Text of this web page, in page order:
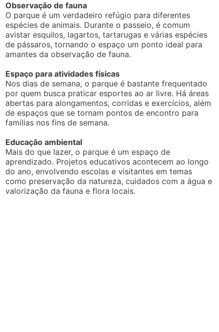
Observação de fauna
O parque é um verdadeiro refúgio para diferentes
espécies de animais. Durante o passeio, é comum
avistar esquilos, lagartos, tartarugas e várias espécies
de pássaros, tornando o espaço um ponto ideal para
amantes da observação de fauna.
Espaço para atividades físicas
Nos dias de semana, o parque é bastante frequentado
por quem busca praticar esportes ao ar livre. Há áreas
abertas para alongamentos, corridas e exercícios, além
de espaços que se tornam pontos de encontro para
famílias nos fins de semana.
Educação ambiental
Mais do que lazer, o parque é um espaço de
aprendizado. Projetos educativos acontecem ao longo
do ano, envolvendo escolas e visitantes em temas
como preservação da natureza, cuidados com a água e
valorização da fauna e flora locais.